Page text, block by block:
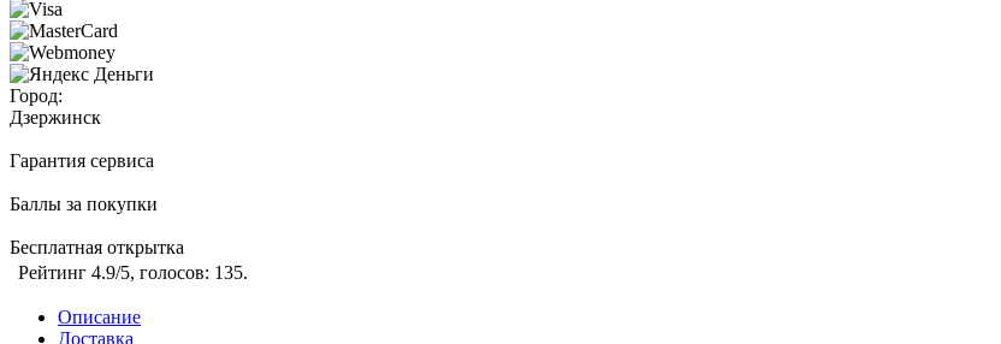
Город:
Дзержинск
Гарантия сервиса
Баллы за покупки
Бесплатная открытка
Рейтинг 4.9/5, голосов: 135.
Описание
Доставка